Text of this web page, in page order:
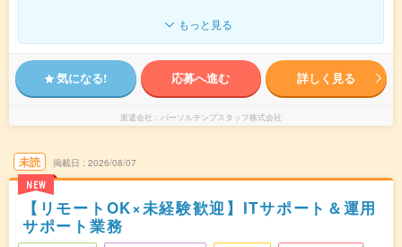
もっと見る
気になる! 応募へ進む 詳しく見る
派遣会社 パーソルテンプスタッフ株式会社
未読
NEW
掲載日 2026/08/07
【リモートOK×未経験歓迎】ITサポート＆運用
サポート業務